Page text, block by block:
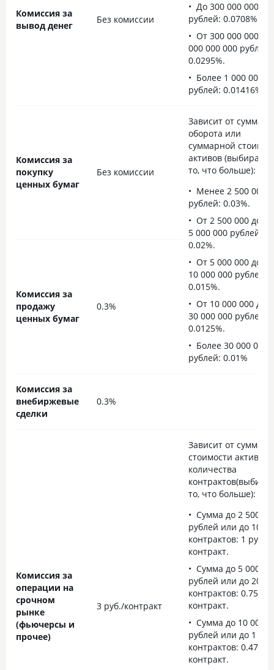
Комиссия за
вывод денег
Без комиссии
До 300 000 000
рублей: 0.0708%.
От 300 000 000 до
000 000 000 рублей:
0.0295%.
Более 1 000 000
рублей: 0.01416%
Комиссия за
покупку
ценных бумаг
Без комиссии
Зависит от
оборота или
суммарной
активов
то, что больше):
Менее 2 500 000
рублей: 0.03%.
От 2 500 000 до
5 000 000 рублей:
0.02%.
От 5 000 000 до
10 000 000 рублей:
0.015%.
От 10 000 000 до
30 000 000 рублей:
0.0125%.
Более 30 000 000
рублей: 0.01%
Комиссия за
продажу
ценных бумаг
0.3%
Комиссия за
внебиржевые
сделки
0.3%
Комиссия за
операции на
срочном
рынке
(фьючерсы и
прочее)
3 руб./контракт
Зависит от
стоимости активов
количества
то, что больше):
Сумма до 2 500
рублей или до 100
контрактов: 1 руб./
контракт.
Сумма до 5 000
рублей или до 200
контрактов: 0.75
контракт.
Сумма до 10 000
рублей или до 1 000
контрактов: 0.47
контракт.